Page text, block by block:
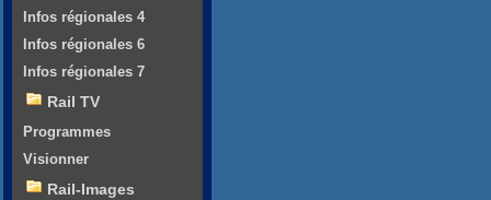
Infos régionales 4
Infos régionales 6
Infos régionales 7
Rail TV
Programmes
Visionner
Rail-Images